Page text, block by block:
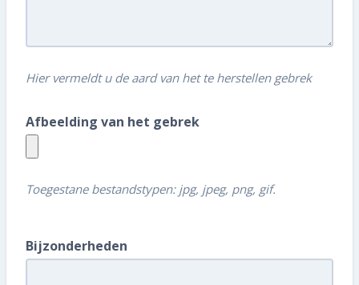
Hier vermeldt u de aard van het te herstellen gebrek
Afbeelding van het gebrek
Toegestane bestandstypen: jpg, jpeg, png, gif.
Bijzonderheden